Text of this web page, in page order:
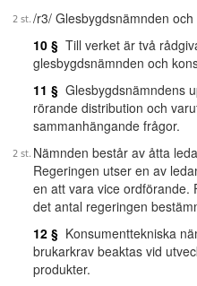
/r3/ Glesbygdsnämnden
10 § Till verket är två
glesbygdsnämnden och
11 § Glesbygdsnämndens
rörande distribution och
sammanhängande frågor.
Nämnden består av åtta
Regeringen utser en av
en att vara vice ordförande.
det antal regeringen
12 § Konsumenttekniska
brukarkrav beaktas vid
produkter.